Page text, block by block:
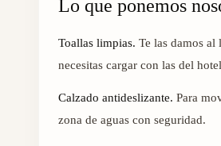
Lo que ponemos
Toallas limpias. Te las damos al
necesitas cargar con las del
Calzado antideslizante. Para
zona de aguas con seguridad.